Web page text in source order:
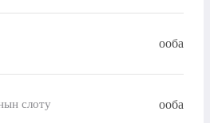
ооба
слоту ооба